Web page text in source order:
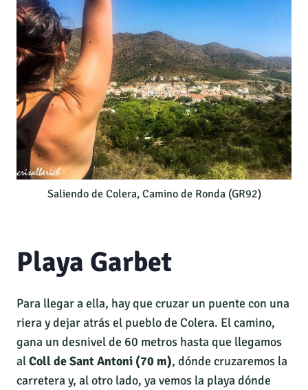
Saliendo de Colera, Camino de Ronda (GR92)
Playa Garbet
Para llegar a ella, hay que cruzar un puente con una
riera y dejar atrás el pueblo de Colera. El camino,
gana un desnivel de 60 metros hasta que llegamos
alColl de Sant Antoni (70 m), dónde cruzaremos la
carretera y, al otro lado, ya vemos la playa dónde